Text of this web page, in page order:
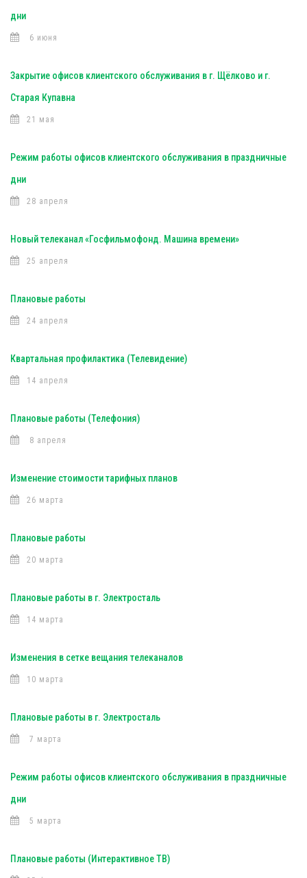
дни
6 июня
Закрытие офисов клиентского обслуживания в г. Щёлково и г.
Старая Купавна
21 мая
Режим работы офисов клиентского обслуживания в праздничные
дни
28 апреля
Новый телеканал «Госфильмофонд. Машина времени»
25 апреля
Плановые работы
24 апреля
Квартальная профилактика (Телевидение)
14 апреля
Плановые работы (Телефония)
8 апреля
Изменение стоимости тарифных планов
26 марта
Плановые работы
20 марта
Плановые работы в г. Электросталь
14 марта
Изменения в сетке вещания телеканалов
10 марта
Плановые работы в г. Электросталь
7 марта
Режим работы офисов клиентского обслуживания в праздничные
дни
5 марта
Плановые работы (Интерактивное ТВ)